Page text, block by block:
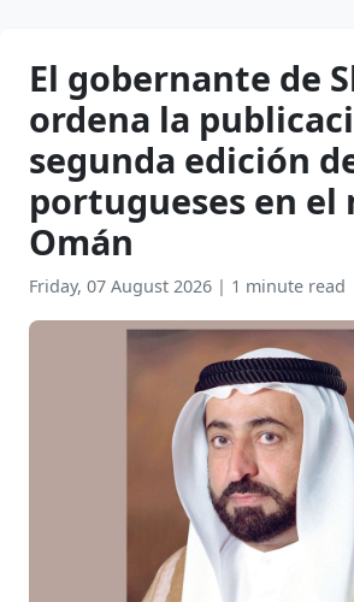
El gobernante de
ordena la
segunda edición
portugueses en el
Omán
Friday, 07 August 2026 | 1 minute read